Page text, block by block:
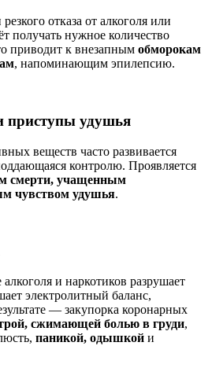
отказа от алкоголя или
получать нужное количество
приводит к внезапным обморокам
, напоминающим эпилепсию.
приступы удушья
веществ часто развивается
контролю. Проявляется
смерти, учащенным
чувством удушья.
алкоголя и наркотиков разрушает
электролитный баланс,
— закупорка коронарных
сжимающей болью в груди,
паникой, одышкой и